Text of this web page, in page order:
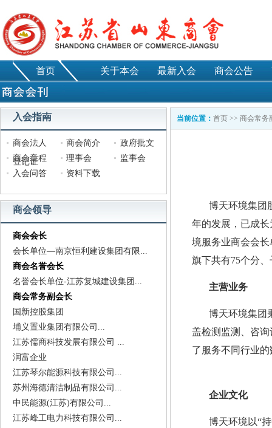
首页 关于本会 最新入会 商会公告
入会指南
商会法人
登记证
商会简介
政府批文
商会章程
理事会
监事会
入会问答
资料下载
商会领导
商会会长
会长单位—南京恒利建设集团有限...
商会名誉会长
名誉会长单位-江苏复城建设集团...
商会常务副会长
国新控股集团
埔义置业集团有限公司...
江苏儒商科技发展有限公司 ...
润富企业
江苏琴尔能源科技有限公司...
苏州海德清洁制品有限公司...
中民能源(江苏)有限公司...
江苏峰工电力科技有限公司...
当前位置： 首页 >> 商会常务
博天环境集团
年的发展，已成
境服务业商会会
旗下共有75个分
主营业务
博天环境集团
盖检测监测、咨
了服务不同行业
企业文化
博天环境以“